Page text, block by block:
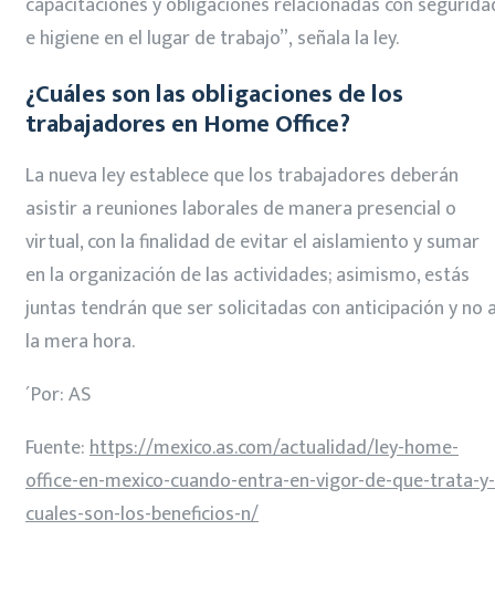
e higiene en el lugar de trabajo”, señala la ley.
¿Cuáles son las obligaciones de los
trabajadores en Home Office?
La nueva ley establece que los trabajadores deberán
asistir a reuniones laborales de manera presencial o
virtual, con la finalidad de evitar el aislamiento y sumar
en la organización de las actividades; asimismo, estás
juntas tendrán que ser solicitadas con anticipación y no
la mera hora.
´Por: AS
Fuente:https://mexico.as.com/actualidad/ley-home-
office-en-mexico-cuando-entra-en-vigor-de-que-trata-y-
cuales-son-los-beneficios-n/